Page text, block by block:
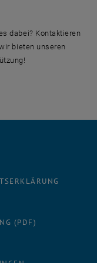
dabei? Kontaktieren
bieten unseren
(PDF)